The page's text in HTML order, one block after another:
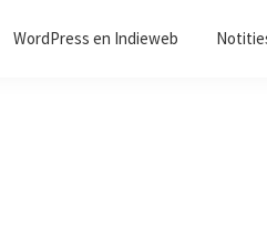
WordPress en Indieweb